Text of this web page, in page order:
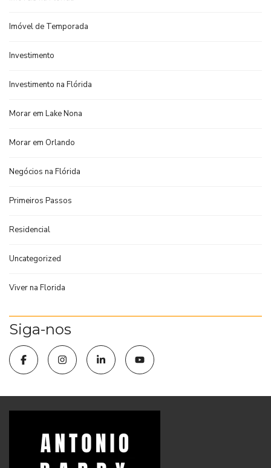
Imóvel de Temporada
Investimento
Investimento na Flórida
Morar em Lake Nona
Morar em Orlando
Negócios na Flórida
Primeiros Passos
Residencial
Uncategorized
Viver na Florida
Siga-nos